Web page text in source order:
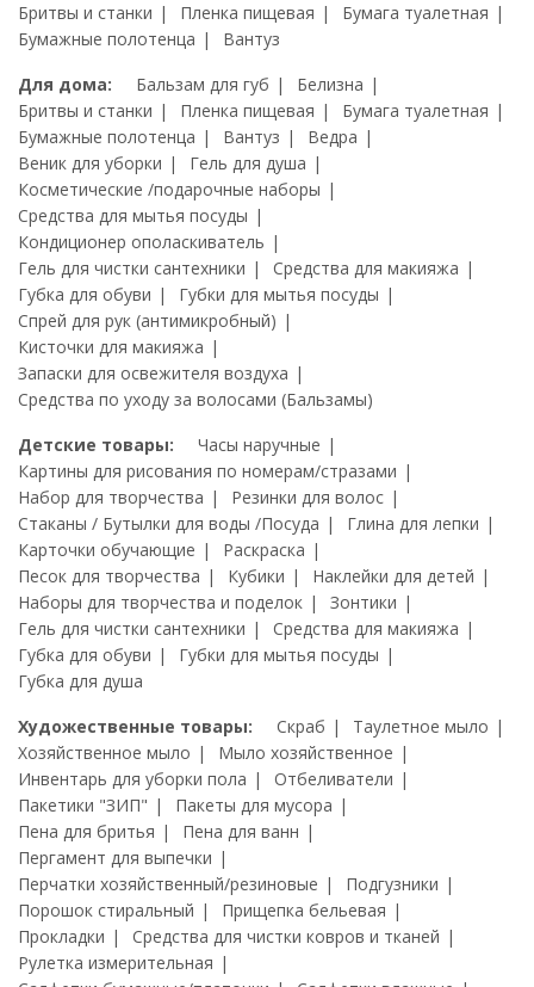
Бритвы и станки
Пленка пищевая
Бумага туалетная
Бумажные полотенца
Вантуз
Для дома:
Бальзам для губ
Белизна
Бритвы и станки
Пленка пищевая
Бумага туалетная
Бумажные полотенца
Вантуз
Ведра
Веник для уборки
Гель для душа
Косметические /подарочные наборы
Средства для мытья посуды
Кондиционер ополаскиватель
Гель для чистки сантехники
Средства для макияжа
Губка для обуви
Губки для мытья посуды
Спрей для рук (антимикробный)
Кисточки для макияжа
Запаски для освежителя воздуха
Средства по уходу за волосами (Бальзамы)
Детские товары:
Часы наручные
Картины для рисования по номерам/стразами
Набор для творчества
Резинки для волос
Стаканы / Бутылки для воды /Посуда
Глина для лепки
Карточки обучающие
Раскраска
Песок для творчества
Кубики
Наклейки для детей
Наборы для творчества и поделок
Зонтики
Гель для чистки сантехники
Средства для макияжа
Губка для обуви
Губки для мытья посуды
Губка для душа
Художественные товары:
Скраб
Таулетное мыло
Хозяйственное мыло
Мыло хозяйственное
Инвентарь для уборки пола
Отбеливатели
Пакетики "ЗИП"
Пакеты для мусора
Пена для бритья
Пена для ванн
Пергамент для выпечки
Перчатки хозяйственный/резиновые
Подгузники
Порошок стиральный
Прищепка бельевая
Прокладки
Средства для чистки ковров и тканей
Рулетка измерительная